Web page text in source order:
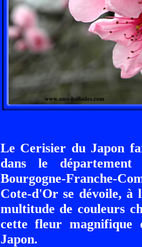
Le Cerisier du Japon
dans le
Bourgogne-Franche-
Cote-d'Or se dévoile, à
multitude de couleurs
cette fleur
Japon.